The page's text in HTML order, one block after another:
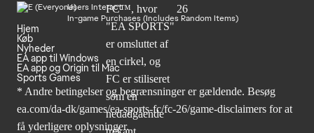
Users Interact
In-game Purchases (Includes Random Items)
Hjem
Køb
Nyheder
EA app til Windows
EA app og Origin til Mac
Sports Games
* Andre betingelser og begrænsninger er gældende. Besøg
ea.com/da-dk/games/ea-sports-fc/fc-26/game-disclaimers for at
få yderligere oplysninger.